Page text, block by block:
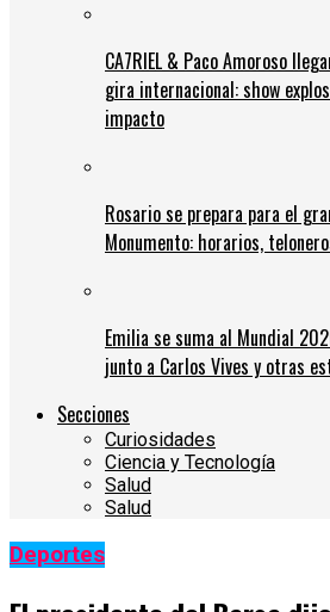
CA7RIEL & Paco Amoroso
gira internacional: show
impacto
Rosario se prepara para el
Monumento: horarios,
Emilia se suma al Mundial
junto a Carlos Vives y otras
Secciones
Curiosidades
Ciencia y Tecnología
Salud
Salud
Deportes